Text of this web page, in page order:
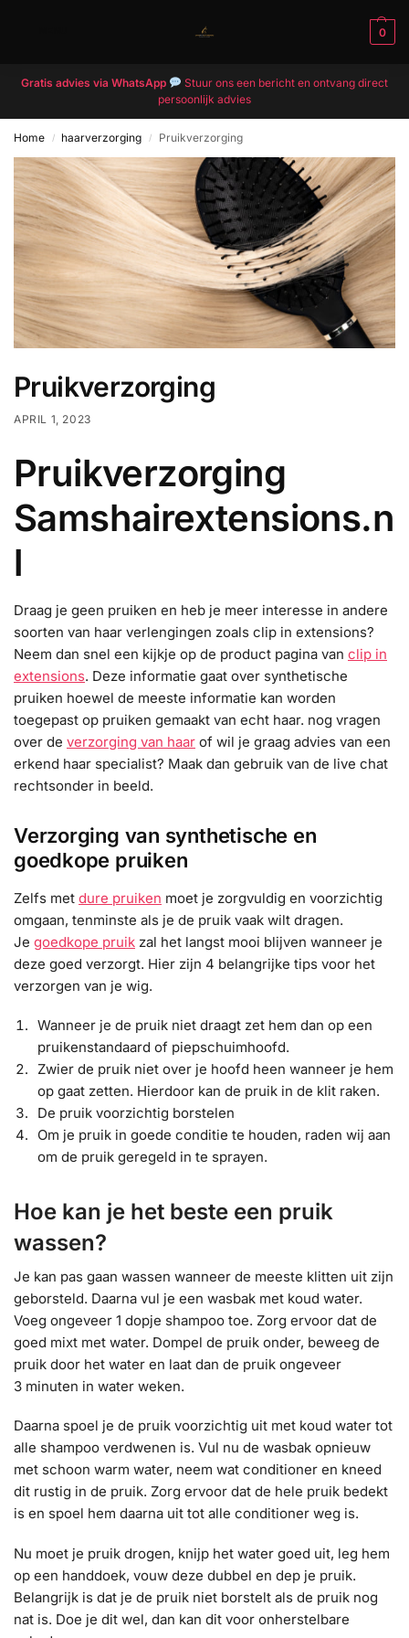
0
Gratis advies via WhatsApp
Stuur ons een bericht en ontvang direct
persoonlijk advies
Home / haarverzorging / Pruikverzorging
Pruikverzorging
APRIL 1, 2023
Pruikverzorging
Samshairextensions.n
l
Draag je geen pruiken en heb je meer interesse in andere
soorten van haar verlengingen zoals clip in extensions?
Neem dan snel een kijkje op de product pagina van clip in
extensions. Deze informatie gaat over synthetische
pruiken hoewel de meeste informatie kan worden
toegepast op pruiken gemaakt van echt haar. nog vragen
over de verzorging van haar of wil je graag advies van een
erkend haar specialist? Maak dan gebruik van de live chat
rechtsonder in beeld.
Verzorging van synthetische en
goedkope pruiken
Zelfs met dure pruiken moet je zorgvuldig en voorzichtig
omgaan, tenminste als je de pruik vaak wilt dragen.
Je goedkope pruik zal het langst mooi blijven wanneer je
deze goed verzorgt. Hier zijn 4 belangrijke tips voor het
verzorgen van je wig.
Wanneer je de pruik niet draagt zet hem dan op een
pruikenstandaard of piepschuimhoofd.
Zwier de pruik niet over je hoofd heen wanneer je hem
op gaat zetten. Hierdoor kan de pruik in de klit raken.
De pruik voorzichtig borstelen
Om je pruik in goede conditie te houden, raden wij aan
om de pruik geregeld in te sprayen.
Hoe kan je het beste een pruik
wassen?
Je kan pas gaan wassen wanneer de meeste klitten uit zijn
geborsteld. Daarna vul je een wasbak met koud water.
Voeg ongeveer 1 dopje shampoo toe. Zorg ervoor dat de
goed mixt met water. Dompel de pruik onder, beweeg de
pruik door het water en laat dan de pruik ongeveer
3 minuten in water weken.
Daarna spoel je de pruik voorzichtig uit met koud water tot
alle shampoo verdwenen is. Vul nu de wasbak opnieuw
met schoon warm water, neem wat conditioner en kneed
dit rustig in de pruik. Zorg ervoor dat de hele pruik bedekt
is en spoel hem daarna uit tot alle conditioner weg is.
Nu moet je pruik drogen, knijp het water goed uit, leg hem
op een handdoek, vouw deze dubbel en dep je pruik.
Belangrijk is dat je de pruik niet borstelt als de pruik nog
nat is. Doe je dit wel, dan kan dit voor onherstelbare